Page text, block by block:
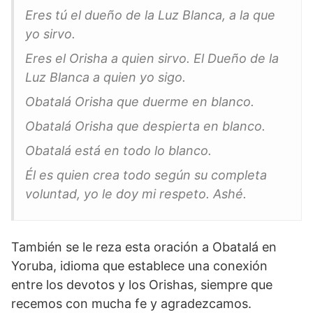
Eres tú el dueño de la Luz Blanca, a la que
yo sirvo.
Eres el Orisha a quien sirvo. El Dueño de la
Luz Blanca a quien yo sigo.
Obatalá Orisha que duerme en blanco.
Obatalá Orisha que despierta en blanco.
Obatalá está en todo lo blanco.
Él es quien crea todo según su completa
voluntad, yo le doy mi respeto. Ashé.
También se le reza esta oración a Obatalá en
Yoruba, idioma que establece una conexión
entre los devotos y los Orishas, siempre que
recemos con mucha fe y agradezcamos.